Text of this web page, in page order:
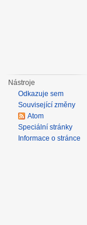
Nástroje
Odkazuje sem
Související změny
Atom
Speciální stránky
Informace o stránce